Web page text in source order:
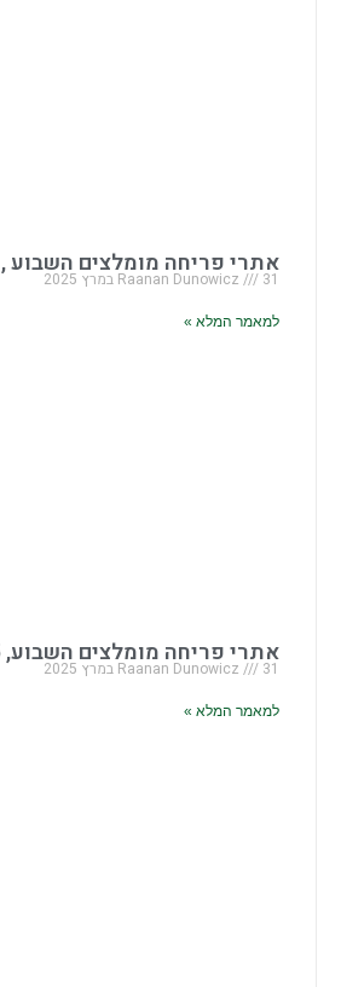
אתרי פריחה מומלצים השבוע , 16-23.2.2025 (2)
Raanan Dunowicz 31 במרץ 2025
למאמר המלא »
אתרי פריחה מומלצים השבוע, 9-16.2.2025 (1)
Raanan Dunowicz 31 במרץ 2025
למאמר המלא »